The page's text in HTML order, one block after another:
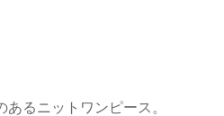
るニットワンピース。